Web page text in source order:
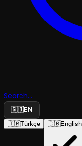
Search...
🇬🇧EN
🇹🇷Türkçe 🇬🇧English